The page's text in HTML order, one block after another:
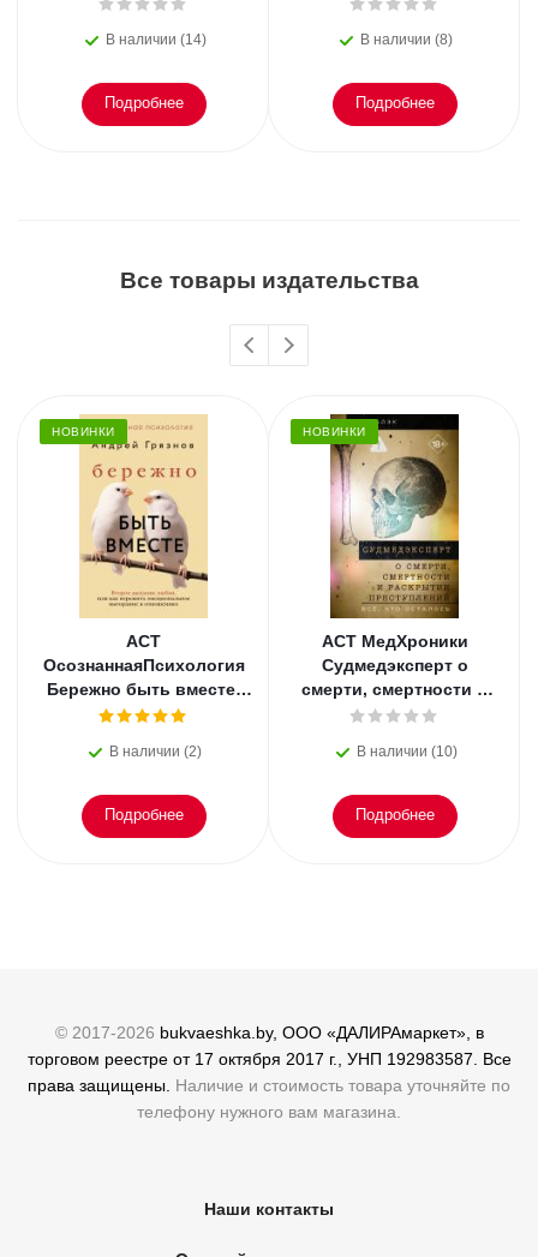
В наличии (14)
Подробнее
В наличии (8)
Подробнее
Все товары издательства
НОВИНКИ
АСТ
ОсознаннаяПсихология
Бережно быть вместе.
Второе дыхание любви,
эмоциональное
В наличии (2)
Подробнее
НОВИНКИ
АСТ МедХроники
Судмедэксперт о
смерти, смертности и
раскрытии
осталось. Блэк
В наличии (10)
Подробнее
© 2017-2026 bukvaeshka.by, ООО «ДАЛИРАмаркет», в
торговом реестре от 17 октября 2017 г., УНП 192983587. Все
права защищены. Наличие и стоимость товара уточняйте по
телефону нужного вам магазина.
Наши контакты